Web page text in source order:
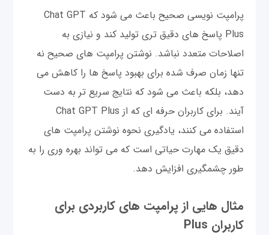
پرامپت نویسی صحیح باعث می شود که Chat GPT
Plus پاسخ های دقیق تری تولید کند و نیازی به
اصلاحات متعدد نباشد. نوشتن پرامپت های صحیح نه
تنها زمان صرف شده برای بهبود پاسخ ها را کاهش می
دهد، بلکه باعث می شود که نتایج سریع تر به دست
آیند. برای کاربران حرفه ای که از Chat GPT Plus
استفاده می کنند، یادگیری نحوه نوشتن پرامپت های
دقیق یک مهارت حیاتی است که می تواند بهره وری را به
طور چشمگیری افزایش دهد.
مثال هایی از پرامپت های کاربردی برای
کاربران Plus